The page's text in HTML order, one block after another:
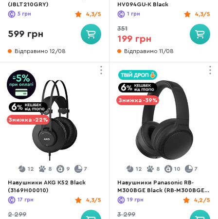
(JBLT210GRY)
4,3/5
5 грн
599 грн
Відправимо 12/08
HV094GU-K Black
4,3/5
1 грн
351
199 грн
Відправимо 11/08
Знижка -22%
12 8 9 7
Навушники AKG K52 Black
(3169H00010)
4,3/5
17 грн
2 299
Знижка -39%
12 8 10 7
Навушники Panasonic RB-
M300BGE Black (RB-M300BGE-
K)
4,2/5
19 грн
3 299